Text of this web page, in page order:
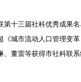
十三届社科优秀成果
城市流动人口管理变
董雷等获得市社科联